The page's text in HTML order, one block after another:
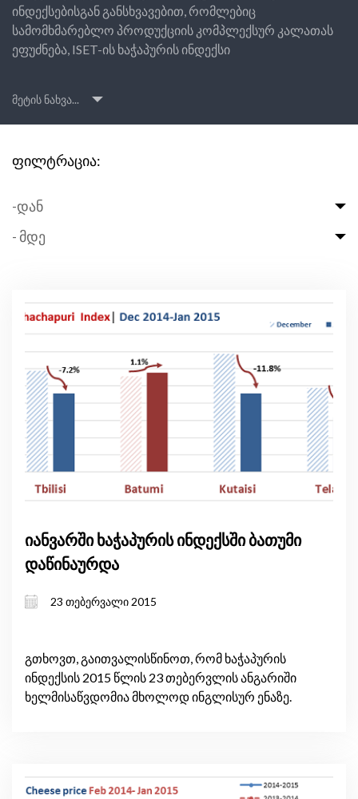
ინდექსებისგან განსხვავებით, რომლებიც
სამომხმარებლო პროდუქციის კომპლექსურ კალათას
ეფუძნება, ISET-ის ხაჭაპურის ინდექსი
მეტის ნახვა...
ფილტრაცია:
-დან
- მდე
იანვარში ხაჭაპურის ინდექსში ბათუმი
დაწინაურდა
23 თებერვალი 2015
გთხოვთ, გაითვალისწინოთ, რომ ხაჭაპურის
ინდექსის 2015 წლის 23 თებერვლის ანგარიში
ხელმისაწვდომია მხოლოდ ინგლისურ ენაზე.